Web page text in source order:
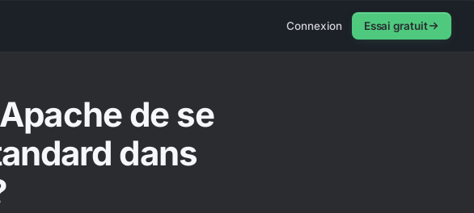
Connexion Essai gratuit
de se
dans